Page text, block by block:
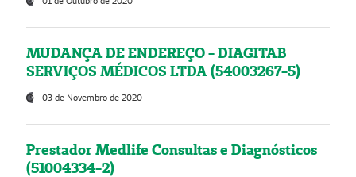
MUDANÇA DE ENDEREÇO - DIAGITAB
SERVIÇOS MÉDICOS LTDA (54003267-5)
03 de Novembro de 2020
Prestador Medlife Consultas e Diagnósticos
(51004334-2)